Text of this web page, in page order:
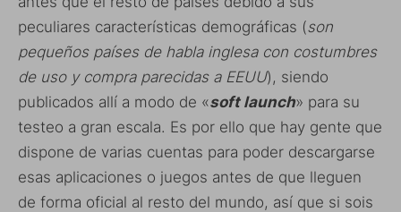
peculiares características demográficas (son
pequeños países de habla inglesa con costumbres
de uso y compra parecidas a EEUU), siendo
publicados allí a modo de «soft launch» para su
testeo a gran escala. Es por ello que hay gente que
dispone de varias cuentas para poder descargarse
esas aplicaciones o juegos antes de que lleguen
de forma oficial al resto del mundo, así que si sois